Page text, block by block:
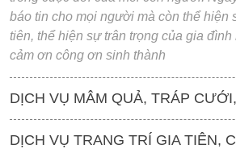
báo tin cho mọi người mà còn thể hiện
tiên, thể hiện sự trân trọng của gia
cảm ơn công ơn sinh thành
DỊCH VỤ MÂM QUẢ, TRÁP
DỊCH VỤ TRANG TRÍ GIA TIÊN,